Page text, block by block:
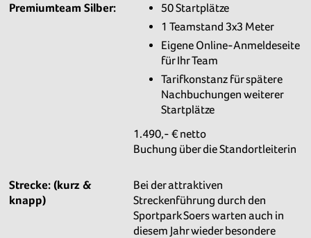
Premiumteam Silber:
50 Startplätze
1 Teamstand 3x3 Meter
Eigene Online-Anmeldeseite
für Ihr Team
Tarifkonstanz für spätere
Nachbuchungen weiterer
Startplätze
1.490,- € netto
Buchung über die Standortleiterin
Strecke: (kurz &
knapp)
Bei der attraktiven
Streckenführung durch den
Sportpark Soers warten auch in
diesem Jahr wieder besondere